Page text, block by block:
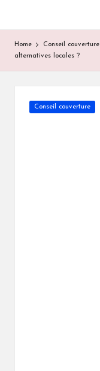
content
Home Conseil couverture
alternatives locales ?
Posted
Conseil couverture